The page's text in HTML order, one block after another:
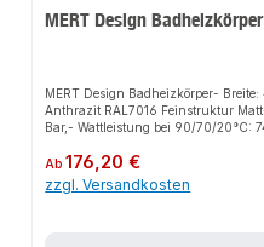
MERT Design Badheizkörper
MERT Design Badheizkörper-
Anthrazit RAL7016 Feinstruktur
Bar,- Wattleistung bei 90/70/20°C:
Warmwasser,- Anschlussarmatur
Wandhalterungen, Blindstopfen,
Schrauben
Regulärer Preis:
Ab176,20 €
zzgl. Versandkosten